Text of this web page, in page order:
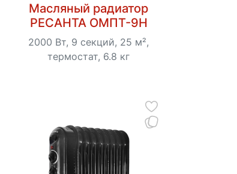
Масляный радиатор
РЕСАНТА ОМПТ-9Н
2000 Вт, 9 секций, 25 м²,
термостат, 6.8 кг